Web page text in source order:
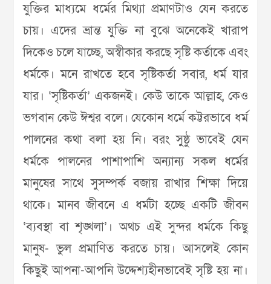
যুক্তির মাধ্যমে ধর্মের মিথ্যা প্রমাণটাও যেন করতে
চায়। এদের ভ্রান্ত যুক্তি না বুঝে অনেকেই খারাপ
দিকেও চলে যাচ্ছে, অস্বীকার করছে সৃষ্টি কর্তাকে এবং
ধর্মকে। মনে রাখতে হবে সৃষ্টিকর্তা সবার, ধর্ম যার
যার। ‘সৃষ্টিকর্তা’ একজনই। কেউ তাকে আল্লাহ, কেও
ভগবান কেউ ঈশ্বর বলে। যেকোন ধর্মে কট্টরভাবে ধর্ম
পালনের কথা বলা হয় নি। বরং সুষ্ঠু ভাবেই যেন
ধর্মকে পালনের পাশাপাশি অন্যান্য সকল ধর্মের
মানুষের সাথে সুসম্পর্ক বজায় রাখার শিক্ষা দিয়ে
থাকে। মানব জীবনে এ ধর্মটা হচ্ছে একটি জীবন
‘ব্যবস্থা বা শৃঙ্খলা’। অথচ এই সুন্দর ধর্মকে কিছু
মানুষ- ভুল প্রমাণিত করতে চায়। আসলেই কোন
কিছুই আপনা-আপনি উদ্দেশ্যহীনভাবেই সৃষ্টি হয় না।